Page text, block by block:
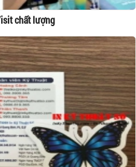
chất lượng